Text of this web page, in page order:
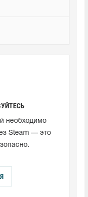
необходимо
Steam — это